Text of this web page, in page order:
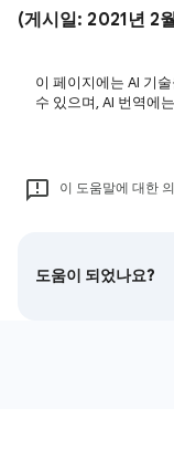
(게시일: 2021년 2
이 페이지에는 AI 기
수 있으며, AI 번역에
이 도움말에 대한
도움이 되었나요?